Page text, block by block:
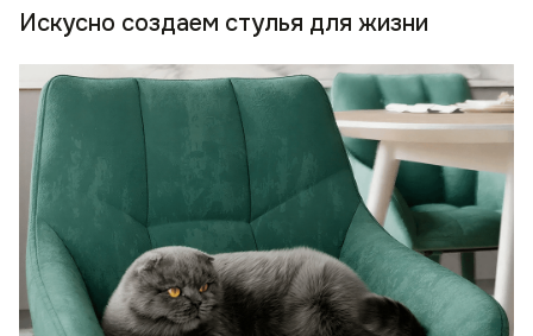
Искусно создаем стулья для жизни